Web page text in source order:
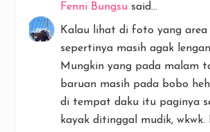
Fenni Bungsu said...
Kalau lihat di foto yang
sepertinya masih agak
Mungkin yang pada malam
baruan masih pada bobo
di tempat daku itu paginya
kayak ditinggal mudik, wkwk.